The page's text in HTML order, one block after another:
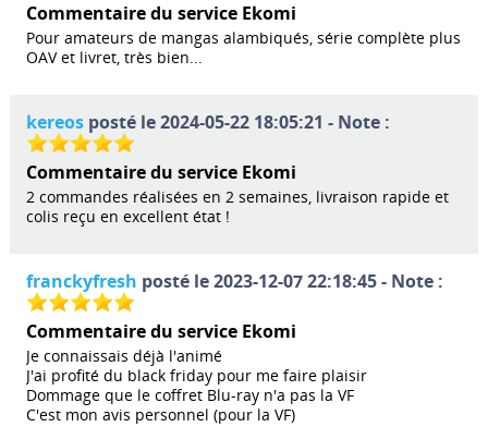
Commentaire du service Ekomi
Pour amateurs de mangas alambiqués, série complète plus
OAV et livret, très bien...
kereosposté le 2024-05-22 18:05:21 - Note :
Commentaire du service Ekomi
2 commandes réalisées en 2 semaines, livraison rapide et
colis reçu en excellent état !
franckyfresh posté le 2023-12-07 22:18:45 - Note :
Commentaire du service Ekomi
Je connaissais déjà l'animé
J'ai profité du black friday pour me faire plaisir
Dommage que le coffret Blu-ray n'a pas la VF
C'est mon avis personnel (pour la VF)